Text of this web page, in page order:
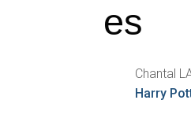
es
Chantal
Harry